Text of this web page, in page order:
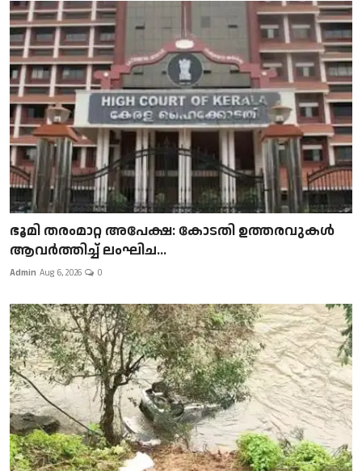
ഭൂമി തരംമാറ്റ അപേക്ഷ: കോടതി ഉത്തരവുകൾ
ആവർത്തിച്ച് ലംഘിച...
Admin Aug 6, 2026 0